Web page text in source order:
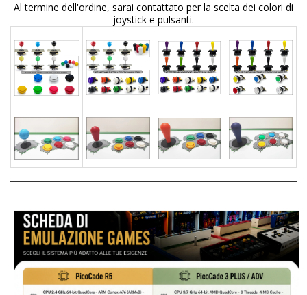
Al termine dell'ordine, sarai contattato per la scelta dei colori di
joystick e pulsanti.